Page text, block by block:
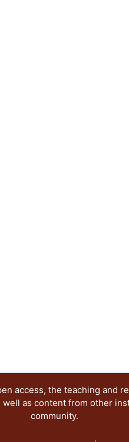
access, the teaching and
as content from other
community.